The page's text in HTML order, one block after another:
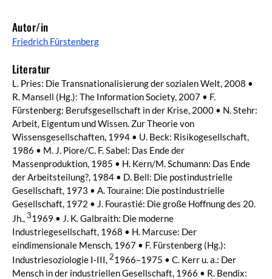
Autor/in
Friedrich Fürstenberg
Literatur
L. Pries: Die Transnationalisierung der sozialen Welt, 2008 •
R. Mansell (Hg.): The Information Society, 2007 • F.
Fürstenberg: Berufsgesellschaft in der Krise, 2000 • N. Stehr:
Arbeit, Eigentum und Wissen. Zur Theorie von
Wissensgesellschaften, 1994 • U. Beck: Risikogesellschaft,
1986 • M. J. Piore/C. F. Sabel: Das Ende der
Massenproduktion, 1985 • H. Kern/M. Schumann: Das Ende
der Arbeitsteilung?, 1984 • D. Bell: Die postindustrielle
Gesellschaft, 1973 • A. Touraine: Die postindustrielle
Gesellschaft, 1972 • J. Fourastié: Die große Hoffnung des 20.
Jh., 31969 • J. K. Galbraith: Die moderne
Industriegesellschaft, 1968 • H. Marcuse: Der
eindimensionale Mensch, 1967 • F. Fürstenberg (Hg.):
Industriesoziologie I-III, 21966–1975 • C. Kerr u. a.: Der
Mensch in der industriellen Gesellschaft, 1966 • R. Bendix: